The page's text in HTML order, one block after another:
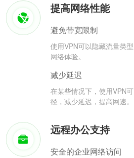
提高网络性能
避免带宽限制
使用VPN可以隐藏流量类
网络体验。
减少延迟
在某些情况下，使用VPN
径，减少延迟，提高网速。
远程办公支持
安全的企业网络访问